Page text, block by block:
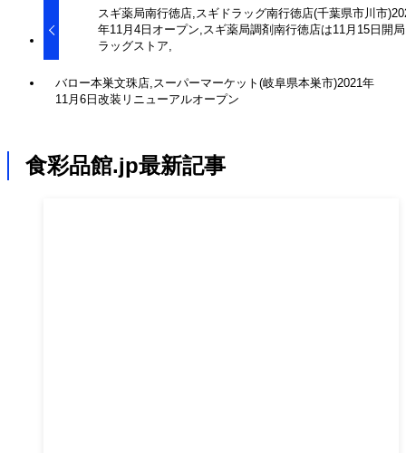
スギ薬局南行徳店,スギドラッグ南行徳店(千葉県市川市
年11月4日オープン,スギ薬局調剤南行徳店は11月15日開
ラッグストア,
バロー本巣文珠店,スーパーマーケット(岐阜県本巣市)2021年
11月6日改装リニューアルオープン
食彩品館.jp最新記事